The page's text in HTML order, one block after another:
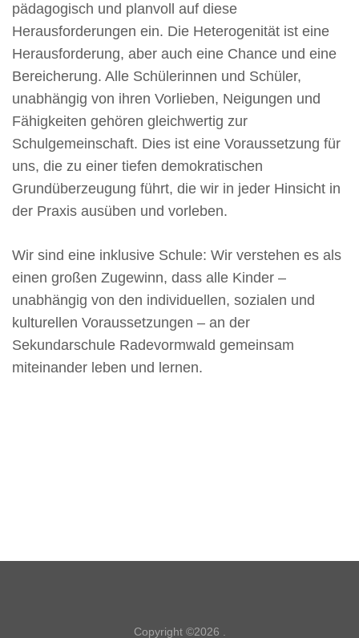
pädagogisch und planvoll auf diese
Herausforderungen ein. Die Heterogenität ist eine
Herausforderung, aber auch eine Chance und eine
Bereicherung. Alle Schülerinnen und Schüler,
unabhängig von ihren Vorlieben, Neigungen und
Fähigkeiten gehören gleichwertig zur
Schulgemeinschaft. Dies ist eine Voraussetzung für
uns, die zu einer tiefen demokratischen
Grundüberzeugung führt, die wir in jeder Hinsicht in
der Praxis ausüben und vorleben.
Wir sind eine inklusive Schule: Wir verstehen es als
einen großen Zugewinn, dass alle Kinder –
unabhängig von den individuellen, sozialen und
kulturellen Voraussetzungen – an der
Sekundarschule Radevormwald gemeinsam
miteinander leben und lernen.
Copyright ©2026